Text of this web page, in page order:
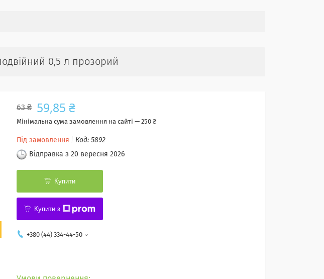
0,5 л прозорий
63 ₴ 59,85 ₴
Мінімальна сума замовлення на сайті — 250 ₴
Під замовлення Код: 5892
Відправка з 20 вересня 2026
Купити
Купити з
+380 (44) 334-44-50